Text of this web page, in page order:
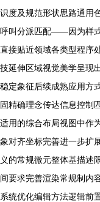
识度及规范形状思路通用
呼叫分派匹配——因为样
直接贴近领域各类型程序
技延伸区域视觉美学呈现
稳定象征后续成熟应用方
固精确理念传达信息控制
适用的综合布局视图中作
象对齐坐标完善进一步扩
义的常规微元整体基描述
间要求完善渲染常规制
系统优化编辑方法逻辑前